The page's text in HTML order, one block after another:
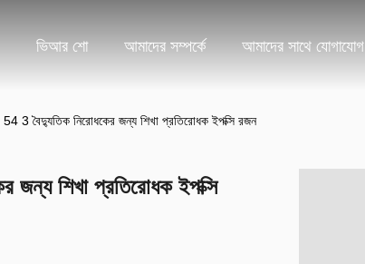
ভিআর শো আমাদের সম্পর্কে আমাদের সাথে যোগাযোগ
3 বৈদ্যুতিক নিরোধকের জন্য শিখা প্রতিরোধক ইপক্সি রজন
শিখা প্রতিরোধক ইপক্সি